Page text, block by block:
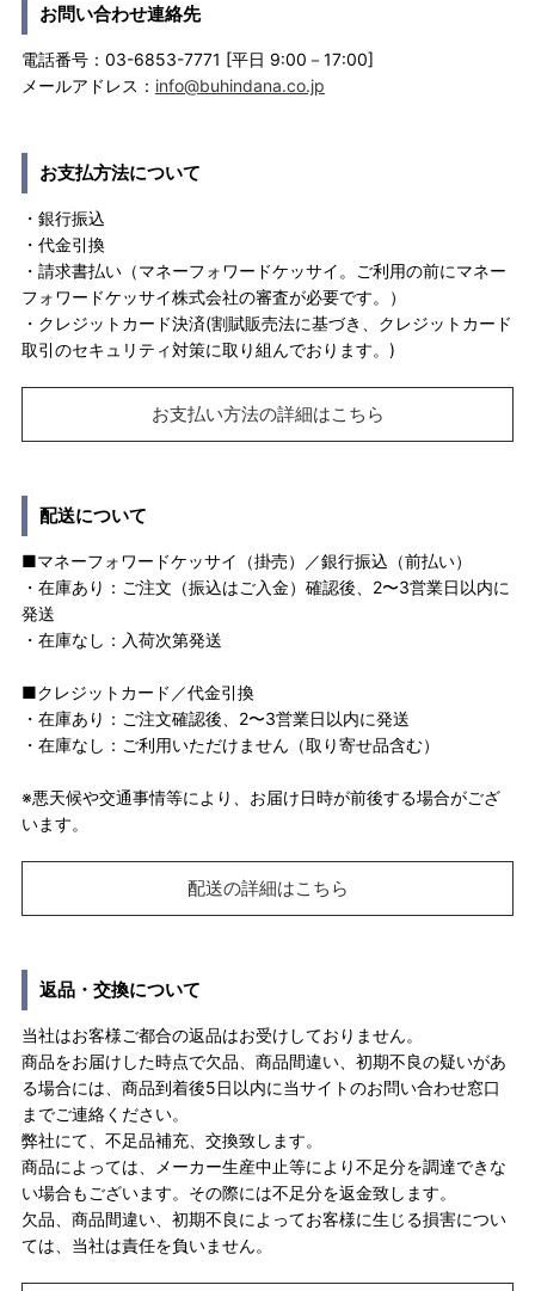
お問い合わせ連絡先
電話番号：03-6853-7771 [平日 9:00－17:00]
メールアドレス： info@buhindana.co.jp
お支払方法について
・銀行振込
・代金引換
・請求書払い（マネーフォワードケッサイ。ご利用の前にマネー
フォワードケッサイ株式会社の審査が必要です。）
・クレジットカード決済(割賦販売法に基づき、クレジットカード
取引のセキュリティ対策に取り組んでおります。)
お支払い方法の詳細はこちら
配送について
■マネーフォワードケッサイ（掛売）／銀行振込（前払い）
・在庫あり：ご注文（振込はご入金）確認後、2〜3営業日以内に
発送
・在庫なし：入荷次第発送
■クレジットカード／代金引換
・在庫あり：ご注文確認後、2〜3営業日以内に発送
・在庫なし：ご利用いただけません（取り寄せ品含む）
※悪天候や交通事情等により、お届け日時が前後する場合がござ
います。
配送の詳細はこちら
返品・交換について
当社はお客様ご都合の返品はお受けしておりません。
商品をお届けした時点で欠品、商品間違い、初期不良の疑いがあ
る場合には、商品到着後5日以内に当サイトのお問い合わせ窓口
までご連絡ください。
弊社にて、不足品補充、交換致します。
商品によっては、メーカー生産中止等により不足分を調達できな
い場合もございます。その際には不足分を返金致します。
欠品、商品間違い、初期不良によってお客様に生じる損害につい
ては、当社は責任を負いません。